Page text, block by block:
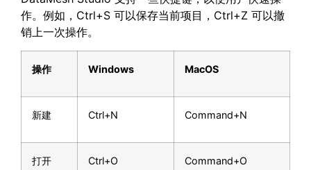
作。例如，Ctrl+S 可以保存当前项目，Ctrl+Z 可以撤
销上一次操作。
操作 Windows MacOS
新建 Ctrl+N Command+N
打开 Ctrl+O Command+O